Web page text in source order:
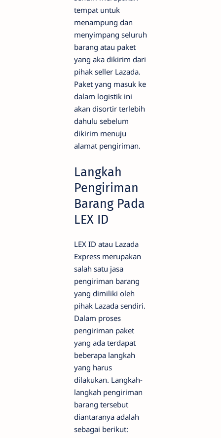
tempat untuk
menampung dan
menyimpang seluruh
barang atau paket
yang aka dikirim dari
pihak seller Lazada.
Paket yang masuk ke
dalam logistik ini
akan disortir terlebih
dahulu sebelum
dikirim menuju
alamat pengiriman.
Langkah
Pengiriman
Barang Pada
LEX ID
LEX ID atau Lazada
Express merupakan
salah satu jasa
pengiriman barang
yang dimiliki oleh
pihak Lazada sendiri.
Dalam proses
pengiriman paket
yang ada terdapat
beberapa langkah
yang harus
dilakukan. Langkah-
langkah pengiriman
barang tersebut
diantaranya adalah
sebagai berikut: